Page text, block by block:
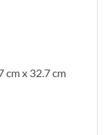
cm x 32.7 cm